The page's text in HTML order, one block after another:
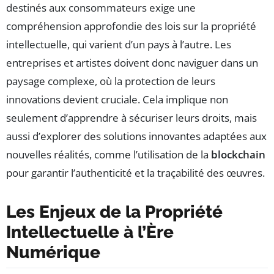
destinés aux consommateurs exige une
compréhension approfondie des lois sur la propriété
intellectuelle, qui varient d’un pays à l’autre. Les
entreprises et artistes doivent donc naviguer dans un
paysage complexe, où la protection de leurs
innovations devient cruciale. Cela implique non
seulement d’apprendre à sécuriser leurs droits, mais
aussi d’explorer des solutions innovantes adaptées aux
nouvelles réalités, comme l’utilisation de la blockchain
pour garantir l’authenticité et la traçabilité des œuvres.
Les Enjeux de la Propriété
Intellectuelle à l’Ère
Numérique